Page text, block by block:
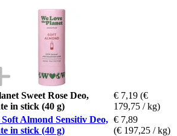
Sweet Rose Deo,
in stick (40 g)
€ 7,19 (€
179,75 / kg)
Almond Sensitiv Deo,
in stick (40 g)
€ 7,89
(€ 197,25 / kg)